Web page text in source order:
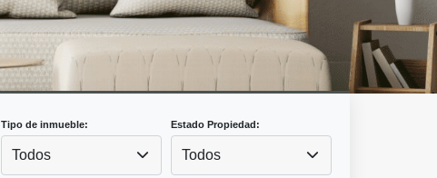
Tipo de inmueble:
Todos
Estado Propiedad:
Todos